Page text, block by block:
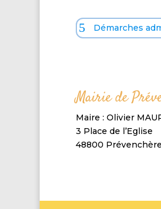
Démarches
Mairie de
Maire : Olivier
3 Place de l’Eglise
48800